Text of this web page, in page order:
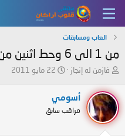
العاب ومسابقات
من 1 الى 6 وحط اثنين من الاعضاء سواق وشغالة
ب
د
ئ
ا
ل
م
فازمن له إنجاز
ت
ي
خ
ل
22 مايو 2011
أسومي
مراقب سابق